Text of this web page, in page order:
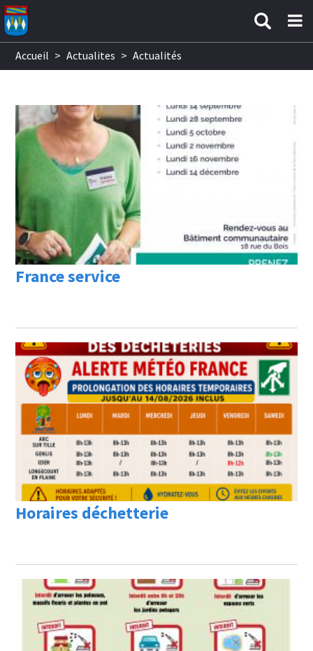
Aller au contenu principal
Accueil > Actualites > Actualités
France service
Horaires déchetterie